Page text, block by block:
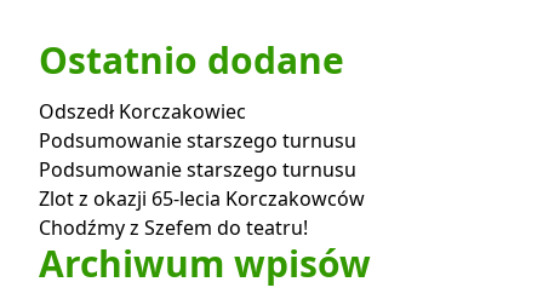
Ostatnio dodane
Odszedł Korczakowiec
Podsumowanie starszego turnusu
Podsumowanie starszego turnusu
Zlot z okazji 65-lecia Korczakowców
Chodźmy z Szefem do teatru!
Archiwum wpisów